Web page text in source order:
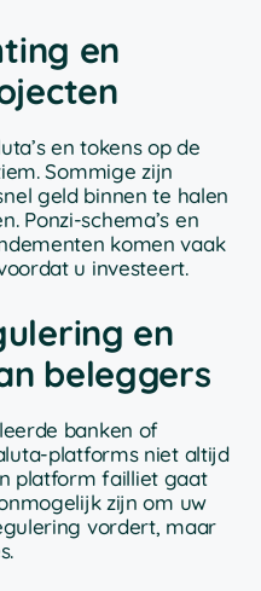
en
en tokens op de
Sommige zijn
geld binnen te halen
Ponzi-schema’s en
komen vaak
u investeert.
en
beleggers
banken of
platforms niet altijd
platform failliet gaat
zijn om uw
vordert, maar